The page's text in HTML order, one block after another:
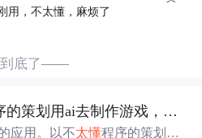
用，不太懂，麻烦了
底了——
划用ai去制作游戏，他将会遇到如下问题
应用。以不太懂程序的策划用